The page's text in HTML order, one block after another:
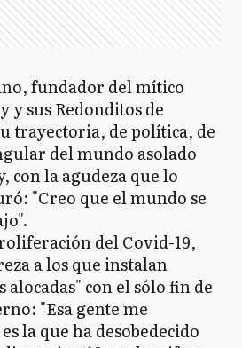
fundador del mítico
y sus Redonditos de
trayectoria, de política, de
del mundo asolado
con la agudeza que lo
"Creo que el mundo se
del Covid-19,
a los que instalan
alocadas" con el sólo fin de
"Esa gente me
la que ha desobedecido